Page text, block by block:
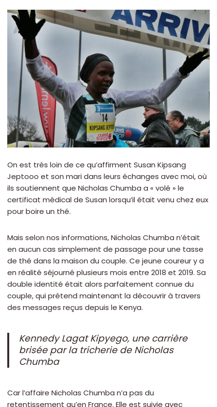
On est très loin de ce qu’affirment Susan Kipsang
Jeptooo et son mari dans leurs échanges avec moi, où
ils soutiennent que Nicholas Chumba a « volé » le
certificat médical de Susan lorsqu’il était venu chez eux
pour boire un thé.
Mais selon nos informations, Nicholas Chumba n’était
en aucun cas simplement de passage pour une tasse
de thé dans la maison du couple. Ce jeune coureur y a
en réalité séjourné plusieurs mois entre 2018 et 2019. Sa
double identité était alors parfaitement connue du
couple, qui prétend maintenant la découvrir à travers
des messages reçus depuis le Kenya.
Kennedy Lagat Kipyego, une carrière
brisée par la tricherie de Nicholas
Chumba
Car l’affaire Nicholas Chumba n’a pas du
retentissement qu’en France. Elle est suivie avec